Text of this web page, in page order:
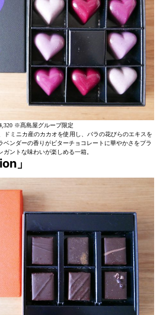
※髙島屋グループ限定
ドミニカ産のカカオを使用し、バラの花びらのエキスを
ベンダーの香りがビターチョコレートに華やかさをプラ
ガントな味わいが楽しめる一箱。
」